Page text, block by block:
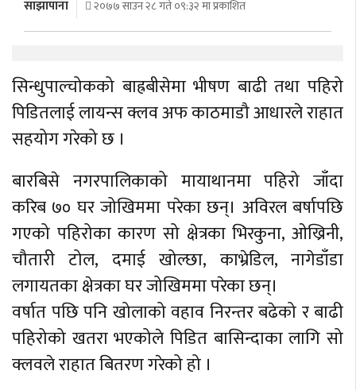
साझापाना २०७७ साउन २८ गते ०९:३२ मा प्रकाशित
सिन्धुपाल्चोकको बाह्रबीसेमा भीषण बाढी तथा पहिरो
पिडितलाई लायन्स क्लव अफ काठमाडौ आधारले राहात
सहयोग गरेको छ ।
बारबिसे नगरपालिकाको मायाथानमा पहिरो जाँदा
करिब ७० घर जोखिममा परेका छन्। अविरल बर्षापछि
गएको पहिरोका कारण सो क्षेत्रका भिरकुना, ओख्रिनी,
चौतारी टोल, दमाई खोल्छा, काभ्रेडिल, नागेडाँडा
लगायतका क्षेत्रका घर जोखिममा परेका छन्।
वर्षात पछि पनि खोलाको वहाव निरन्तर बढेको र बाढी
पहिरोको खतरा भएकोले पिडित बासिन्दाका लागि सो
क्लवले राहात बितरण गरेको हो ।